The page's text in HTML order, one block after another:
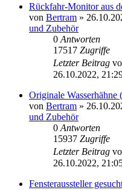
Rückfahr-Monitor aus
von Bertram »
und Zubehör
0 Antworten
17517 Zugriffe
Letzter Beitrag
26.10.2022,
Originale Wasserhähne
von Bertram »
und Zubehör
0 Antworten
15937 Zugriffe
Letzter Beitrag
26.10.2022,
Fensteraussteller